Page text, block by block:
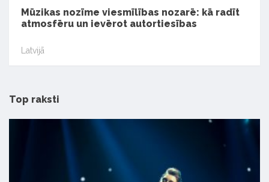
Mūzikas nozīme viesmīlības nozarē: kā radīt
atmosfēru un ievērot autortiesības
Latvijā
Top raksti